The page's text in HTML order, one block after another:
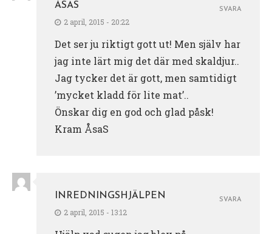
ÅSAS
2 april, 2015 - 20:22
Det ser ju riktigt gott ut! Men själv har
jag inte lärt mig det där med skaldjur..
Jag tycker det är gott, men samtidigt
’mycket kladd för lite mat’..
Önskar dig en god och glad påsk!
Kram ÅsaS
SVARA
INREDNINGSHJÄLPEN
2 april, 2015 - 13:12
SVARA